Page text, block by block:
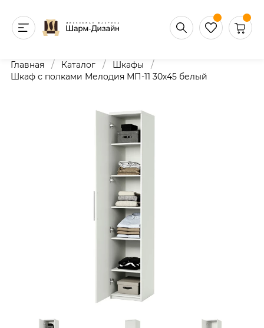
Главная / Каталог / Шкафы /
Шкаф с полками Мелодия МП-11 30х45 белый